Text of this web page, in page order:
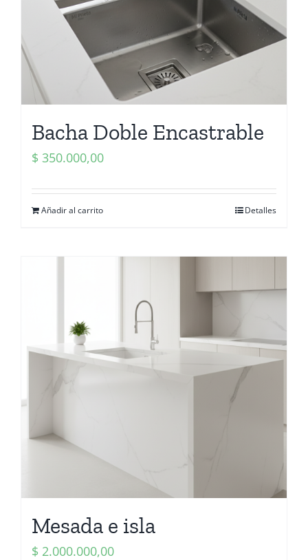
Bacha Doble Encastrable
$ 350.000,00
Añadir al carrito Detalles
Mesada e isla
$ 2.000.000,00